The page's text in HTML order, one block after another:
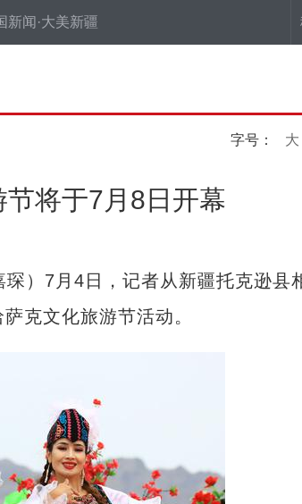
新闻·大美新疆
字号： 大
将于7月8日开幕
7月4日，记者从新疆托克逊县
克文化旅游节活动。